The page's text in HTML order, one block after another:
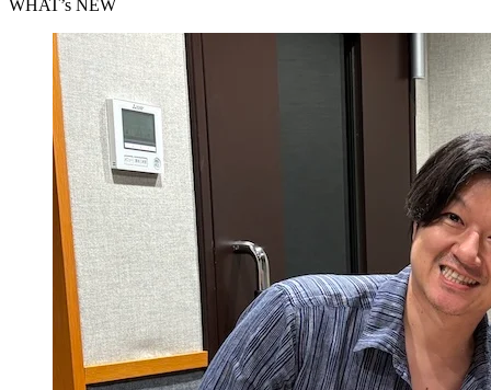
WHAT’s NEW